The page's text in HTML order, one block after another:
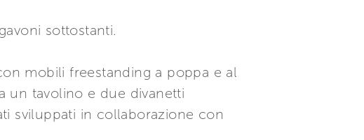
sottostanti.
mobili freestanding a poppa e al
un tavolino e due divanetti
sviluppati in collaborazione con